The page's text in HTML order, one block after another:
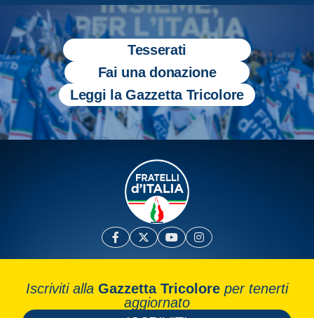
Tesserati
Fai una donazione
Leggi la Gazzetta Tricolore
Iscriviti alla Gazzetta Tricolore per tenerti
aggiornato